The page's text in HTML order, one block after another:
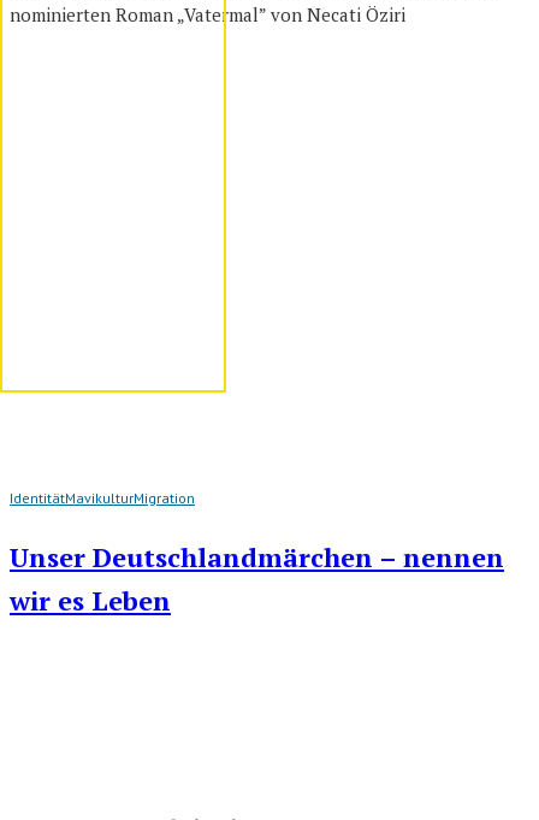
nominierten Roman „Vatermal” von Necati Öziri
IdentitätMavikulturMigration
Unser Deutschlandmärchen – nennen
wir es Leben